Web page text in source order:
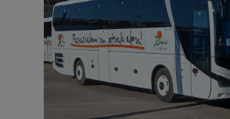
UZŅEMOŠAIS TŪRISMS
IMPRO KONKURSI
PIRMSLĪGUMA INFORMĀCIJA,
CEĻOJUMU APDROŠINĀŠANA